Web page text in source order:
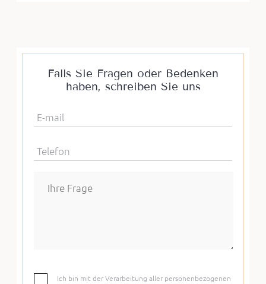
Falls Sie Fragen oder Bedenken
haben, schreiben Sie uns
E-mail
Telefon
Ich bin mit der Verarbeitung aller personenbezogenen